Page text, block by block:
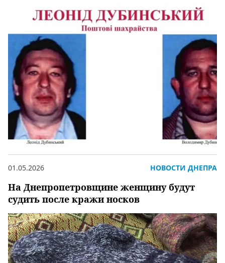
На Днепропетровщине женщину будут
судить после кражи носков
01.05.2026 НОВОСТИ ДНЕПРА